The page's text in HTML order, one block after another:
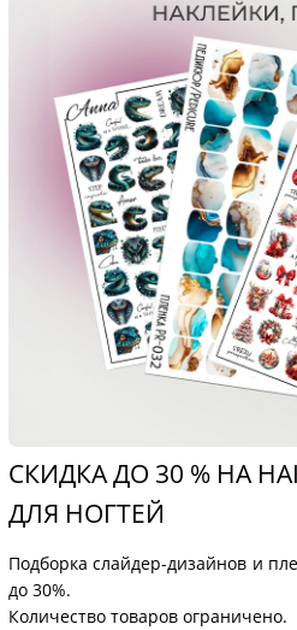
СКИДКА ДО 30 % НА
ДЛЯ НОГТЕЙ
Подборка слайдер-дизайнов и
до 30%.
Количество товаров ограничено.